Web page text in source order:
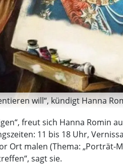
will“, kündigt Hanna
freut sich Hanna Romin
11 bis 18 Uhr,
malen (Thema: „Porträt-
sagt sie.